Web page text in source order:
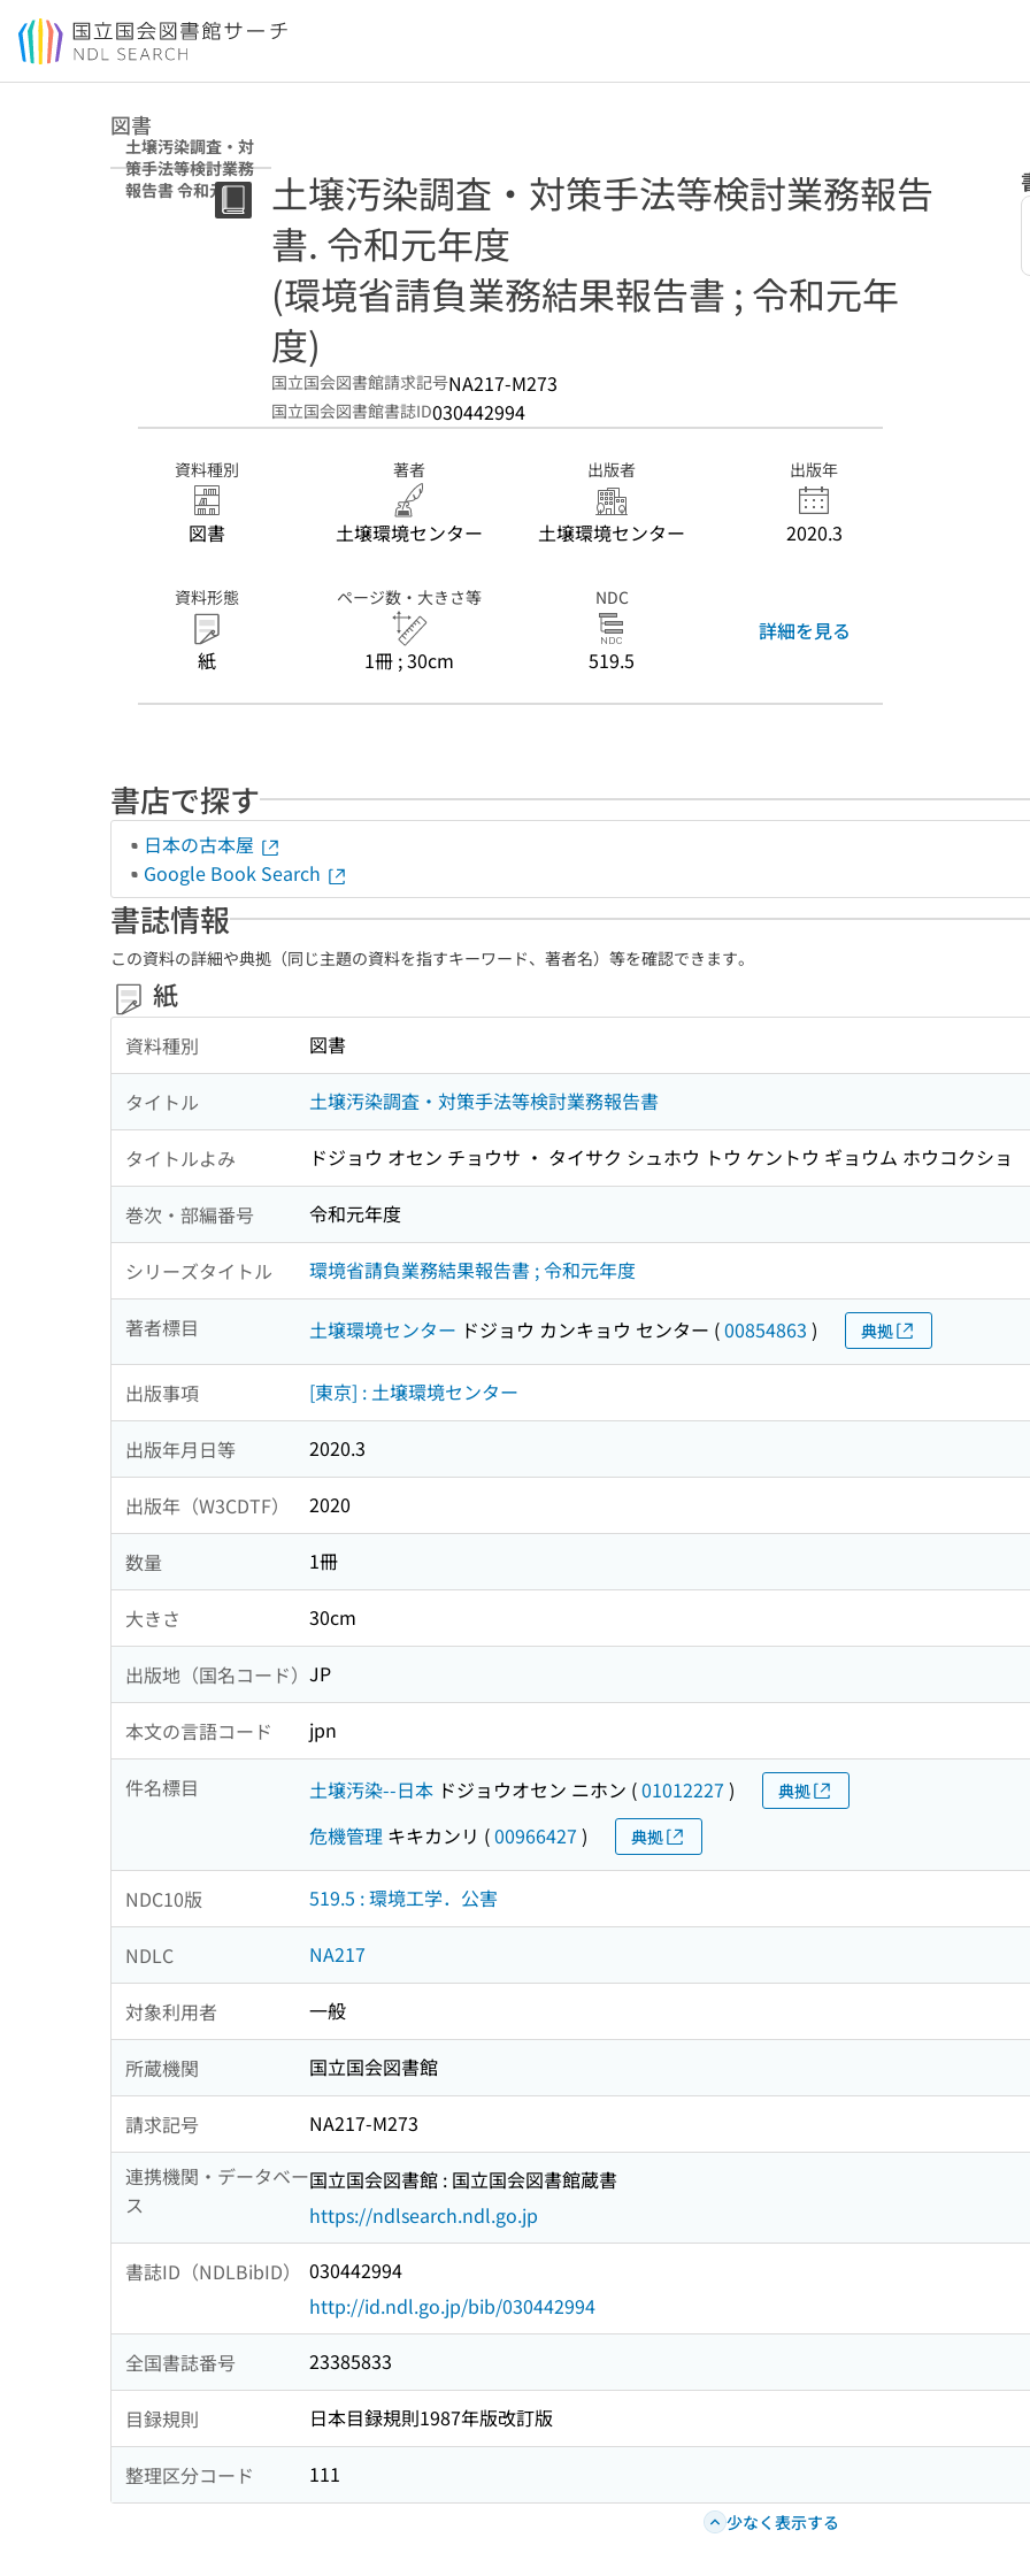
本文へ移動
図書
土壌汚染調査・対
策手法等検討業務
報告書 令和元年
度 (環境省請負業
土壌汚染調査・対策手法等検討業務報告
書. 令和元年度
(環境省請負業務結果報告書 ; 令和元年
度)
国立国会図書館請求記号NA217-M273
国立国会図書館書誌ID030442994
資料種別
図書
著者
土壌環境センター
出版者
土壌環境センター
出版年
2020.3
資料形態
紙
ページ数・大きさ等
1冊 ; 30cm
NDC
519.5
詳細を見る
書店で探す
日本の古本屋
Google Book Search
書誌情報
この資料の詳細や典拠（同じ主題の資料を指すキーワード、著者名）等を確認できます。
紙
資料種別 図書
タイトル 土壌汚染調査・対策手法等検討業務報告書
タイトルよみ ドジョウ オセン チョウサ ・ タイサク シュホウ トウ ケントウ ギョウム ホウコクショ
巻次・部編番号 令和元年度
シリーズタイトル 環境省請負業務結果報告書 ; 令和元年度
著者標目 土壌環境センター ドジョウ カンキョウ センター (00854863 ) 典拠
出版事項 [東京] : 土壌環境センター
出版年月日等 2020.3
出版年（W3CDTF） 2020
数量 1冊
大きさ 30cm
出版地（国名コード） JP
本文の言語コード jpn
件名標目 土壌汚染--日本 ドジョウオセン ニホン (01012227 ) 典拠
危機管理 キキカンリ (00966427 ) 典拠
NDC10版 519.5 : 環境工学．公害
NDLC NA217
対象利用者 一般
所蔵機関 国立国会図書館
請求記号
NA217-M273
連携機関・データベー
ス
国立国会図書館 : 国立国会図書館蔵書
https://ndlsearch.ndl.go.jp
書誌ID（NDLBibID）
030442994
http://id.ndl.go.jp/bib/030442994
全国書誌番号 23385833
目録規則 日本目録規則1987年版改訂版
整理区分コード 111
少なく表示する